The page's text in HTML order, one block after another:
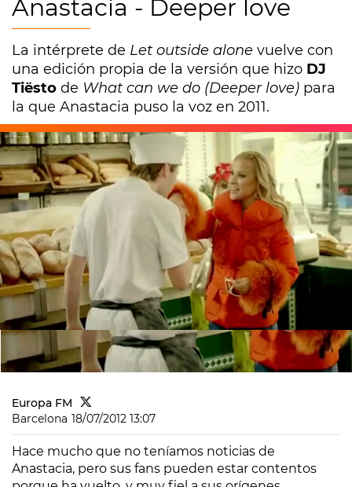
Anastacia - Deeper love
La intérprete de Let outside alone vuelve con
una edición propia de la versión que hizo DJ
Tiësto de What can we do (Deeper love) para
la que Anastacia puso la voz en 2011.
Europa FM
Barcelona 18/07/2012 13:07
Hace mucho que no teníamos noticias de
Anastacia, pero sus fans pueden estar contentos